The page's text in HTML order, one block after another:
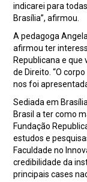
indicarei para
Brasília”, afirmou.
A pedagoga
afirmou ter
Republicana e que
de Direito. “O
nos foi
Sediada em
Brasil a ter como
Fundação
estudos e
Faculdade no
credibilidade da
principais cases